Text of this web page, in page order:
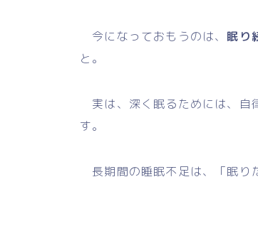
今になっておもうのは、 眠り
と。
実は、深く眠るためには、自
す。
長期間の睡眠不足は、「眠り